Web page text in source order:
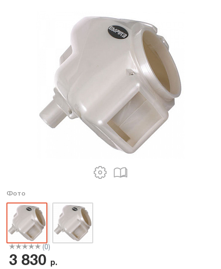
Фото
(0)
3 830 р.